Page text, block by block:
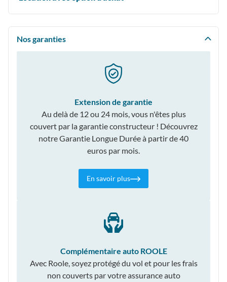
Nos garanties
Extension de garantie
Au delà de 12 ou 24 mois, vous n'êtes plus
couvert par la garantie constructeur ! Découvrez
notre Garantie Longue Durée à partir de 40
euros par mois.
En savoir plus
Complémentaire auto ROOLE
Avec Roole, soyez protégé du vol et pour les frais
non couverts par votre assurance auto